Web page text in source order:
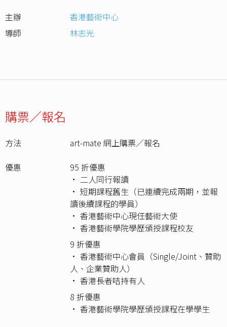
主辦
香港藝術中心
導師
林志光
購票／報名
方法
art-mate 網上購票／報名
優惠
95 折優惠
• 二人同行報讀
• 短期課程舊生（已連續完成兩期，並報
讀後續課程的學員）
• 香港藝術中心現任藝術大使
• 香港藝術學院學歷頒授課程校友
9 折優惠
• 香港藝術中心會員（Single/Joint、贊助
人、企業贊助人）
• 香港長者咭持有人
8 折優惠
• 香港藝術學院學歷頒授課程在學學生